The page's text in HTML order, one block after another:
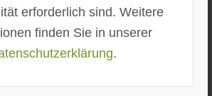
erforderlich sind. Weitere
finden Sie in unserer
.